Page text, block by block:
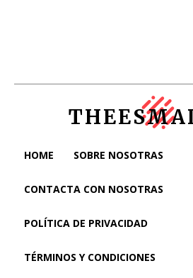
HOME SOBRE NOSOTRAS
CONTACTA CON NOSOTRAS
POLÍTICA DE PRIVACIDAD
TÉRMINOS Y CONDICIONES